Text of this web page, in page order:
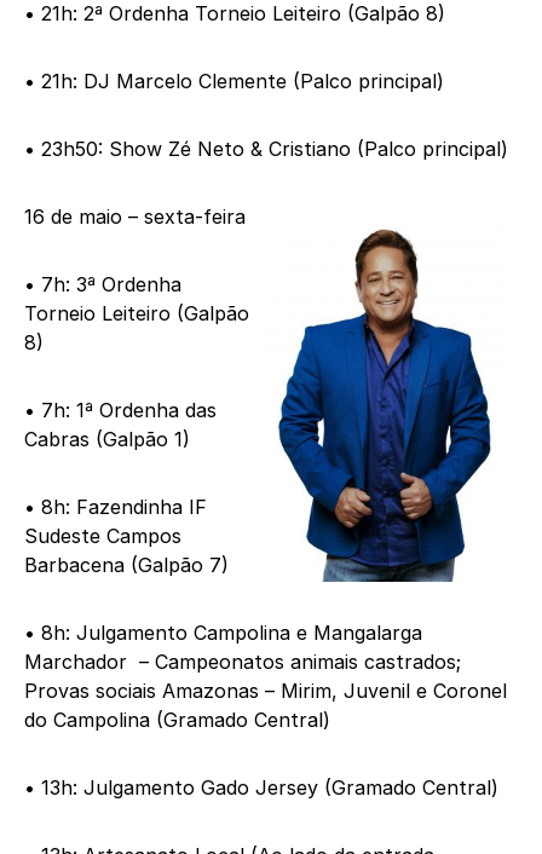
• 21h: 2ª Ordenha Torneio Leiteiro (Galpão 8)
• 21h: DJ Marcelo Clemente (Palco principal)
• 23h50: Show Zé Neto & Cristiano (Palco principal)
16 de maio – sexta-feira
• 7h: 3ª Ordenha
Torneio Leiteiro (Galpão
8)
• 7h: 1ª Ordenha das
Cabras (Galpão 1)
• 8h: Fazendinha IF
Sudeste Campos
Barbacena (Galpão 7)
• 8h: Julgamento Campolina e Mangalarga
Marchador – Campeonatos animais castrados;
Provas sociais Amazonas – Mirim, Juvenil e Coronel
do Campolina (Gramado Central)
• 13h: Julgamento Gado Jersey (Gramado Central)